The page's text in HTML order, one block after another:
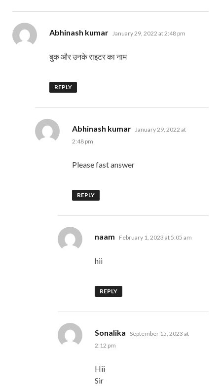
Abhinash kumar says:
January 29, 2022 at 2:48 pm
बुक और उनके राइटर का नाम
REPLY
Abhinash kumar says:
January 29, 2022 at
2:48 pm
Please fast answer
REPLY
naam says:
February 1, 2023 at 5:05 am
hii
REPLY
Sonalika says:
September 15, 2023 at
2:12 pm
Hii
Sir